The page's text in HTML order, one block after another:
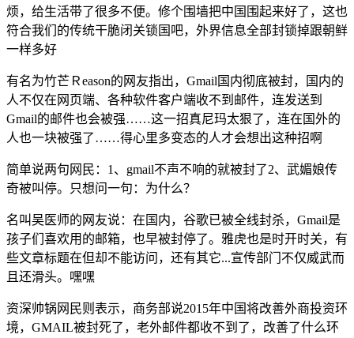
烦，给生活带了很多不便。修个围墙把中国围起来好了，这也
符合我们的传统干脆闭关锁国吧，外界信息全部封锁掉跟朝鲜
一样多好
有名为竹芒Ｒeason的网友指出，Gmail国内彻底被封，国内的
人不仅在网页端、各种软件客户端收不到邮件，连发送到
Gmail的邮件也会被强……这一招真尼玛太狠了，连在国外的
人也一块被强了……得心里多变态的人才会想出这种招啊
简单说两句网民：1、gmail不声不响的就被封了2、武媚娘传
奇被叫停。只想问一句：为什么？
名叫吴医师的网友说：在国内，谷歌已被全线封杀，Gmail是
孩子们喜欢用的邮箱，也早被封停了。雅虎也是时开时关，有
些文章标题在但却不能访问，还有其它...宣传部门不仅威武而
且还滑头。嘿嘿
资深帅锅网民则表示，商务部说2015年中国将改善外商投资环
境，GMAIL被封死了，老外邮件都收不到了，改善了什么环